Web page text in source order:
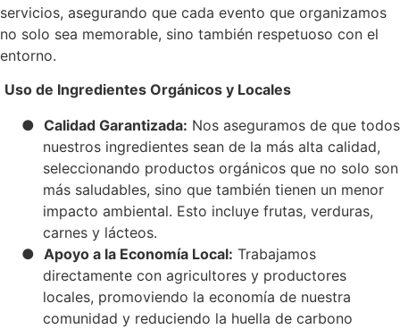
servicios, asegurando que cada evento que organizamos
no solo sea memorable, sino también respetuoso con el
entorno.
Uso de Ingredientes Orgánicos y Locales
● Calidad Garantizada: Nos aseguramos de que todos
nuestros ingredientes sean de la más alta calidad,
seleccionando productos orgánicos que no solo son
más saludables, sino que también tienen un menor
impacto ambiental. Esto incluye frutas, verduras,
carnes y lácteos.
● Apoyo a la Economía Local: Trabajamos
directamente con agricultores y productores
locales, promoviendo la economía de nuestra
comunidad y reduciendo la huella de carbono